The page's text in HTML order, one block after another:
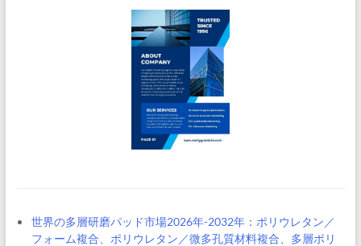
世界の多層研磨パッド市場2026年-2032年：ポリウレタン／
フォーム複合、ポリウレタン／微多孔質材料複合、多層ポリ